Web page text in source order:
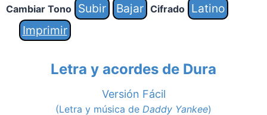
Cambiar Tono Subir Bajar Cifrado
Latino
Imprimir
Letra y acordes de Dura
Versión Fácil
(Letra y música de Daddy Yankee)